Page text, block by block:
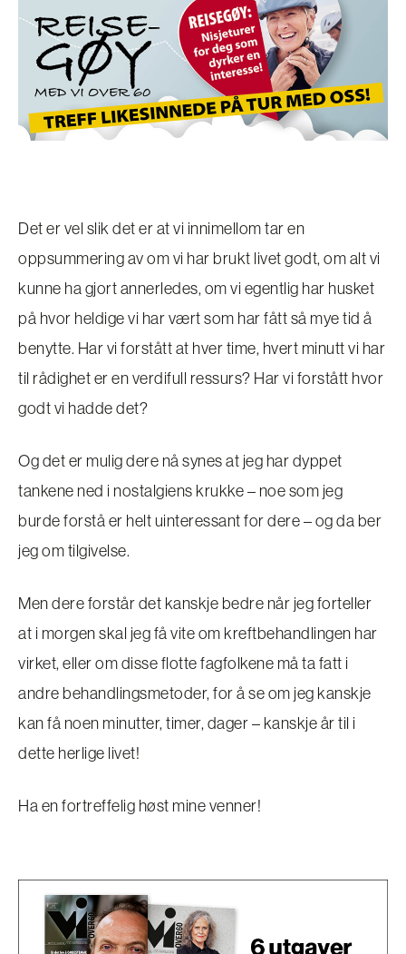
Det er vel slik det er at vi innimellom tar en
oppsummering av om vi har brukt livet godt, om alt vi
kunne ha gjort annerledes, om vi egentlig har husket
på hvor heldige vi har vært som har fått så mye tid å
benytte. Har vi forstått at hver time, hvert minutt vi har
til rådighet er en verdifull ressurs? Har vi forstått hvor
godt vi hadde det?
Og det er mulig dere nå synes at jeg har dyppet
tankene ned i nostalgiens krukke – noe som jeg
burde forstå er helt uinteressant for dere – og da ber
jeg om tilgivelse.
Men dere forstår det kanskje bedre når jeg forteller
at i morgen skal jeg få vite om kreftbehandlingen har
virket, eller om disse flotte fagfolkene må ta fatt i
andre behandlingsmetoder, for å se om jeg kanskje
kan få noen minutter, timer, dager – kanskje år til i
dette herlige livet!
Ha en fortreffelig høst mine venner!